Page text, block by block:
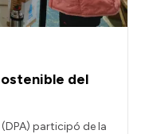
del
participó de la